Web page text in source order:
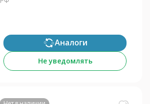
Аналоги
Не уведомлять